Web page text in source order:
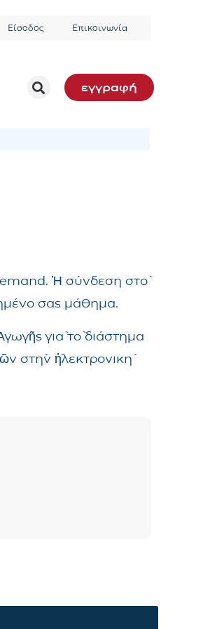
Είσοδος Επικοινωνία
εγγραφή
Ἡ σύνδεση στὸ
σας μάθημα.
γιὰ τὸ διάστημα
στὴν ἠλεκτρονικὴ